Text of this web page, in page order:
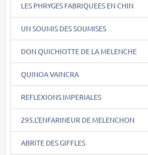
LES PHRYGES FABRIQUEES EN CHIN
UN SOUMIS DES SOUMISES
DON QUICHIOTTE DE LA MELENCHE
QUINOA VAINCRA
REFLEXIONS IMPERIALES
295.L'ENFARINEUR DE MELENCHON
ABRITE DES GIFFLES